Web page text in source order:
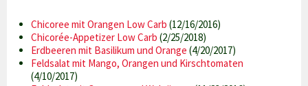
Chicoree mit Orangen Low Carb (12/16/2016)
Chicorée-Appetizer Low Carb (2/25/2018)
Erdbeeren mit Basilikum und Orange (4/20/2017)
Feldsalat mit Mango, Orangen und Kirschtomaten
(4/10/2017)